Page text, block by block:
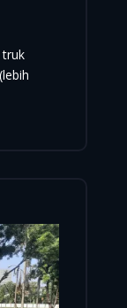
truk